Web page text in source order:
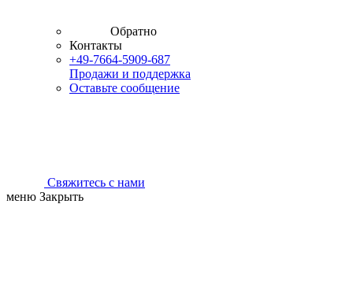
Обратно
Контакты
+49-7664-5909-687
Продажи и поддержка
Оставьте сообщение
Свяжитесь с нами
меню Закрыть